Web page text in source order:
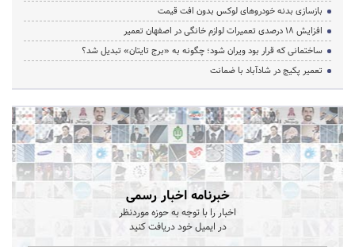
بازسازی بدنه خودروهای لوکس بدون افت قیمت
افزایش ۱۸ درصدی تعمیرات لوازم خانگی در اصفهان تعمیر
ساختمانی که قرار بود ویران شود؛ چگونه به «برج تایتان» تبدیل شد؟
تعمیر پکیج در شادآباد با ضمانت
خبرنامه اخبار رسمی
اخبار را با توجه به حوزه موردنظر
در ایمیل خود دریافت کنید